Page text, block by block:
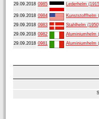
29.09.2018 0985 Lederhelm
29.09.2018 0984
Kunststoffhelm
29.09.2018 0983
Stahlhelm
29.09.2018 0982
Aluminiumhelm
29.09.2018 0981 Aluminiumhelm